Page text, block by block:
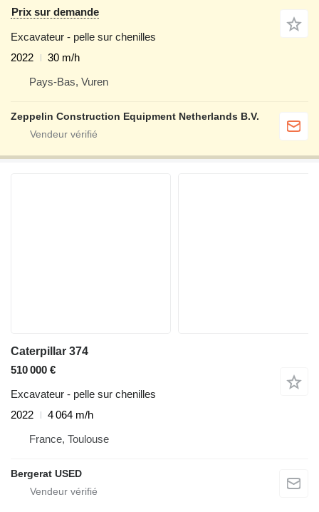
Prix sur demande
Excavateur - pelle sur chenilles
2022
30 m/h
Pays-Bas, Vuren
Zeppelin Construction Equipment Netherlands B.V.
Caterpillar 374
510 000 €
Excavateur - pelle sur chenilles
2022
4 064 m/h
France, Toulouse
Bergerat USED